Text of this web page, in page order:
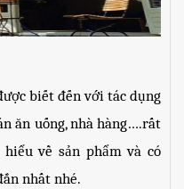
biết đến với tác dụng
ăn uống, nhà hàng….rất
về sản phẩm và có
nhất nhé.